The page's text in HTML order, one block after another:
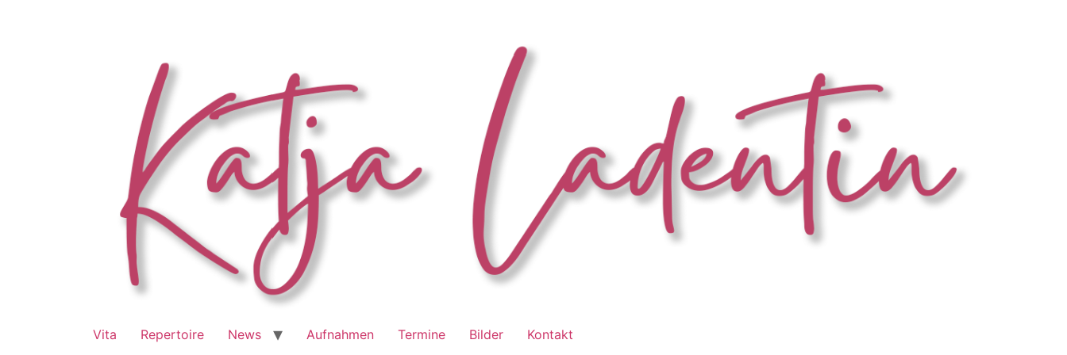
Vita Repertoire News Aufnahmen Termine Bilder Kontakt